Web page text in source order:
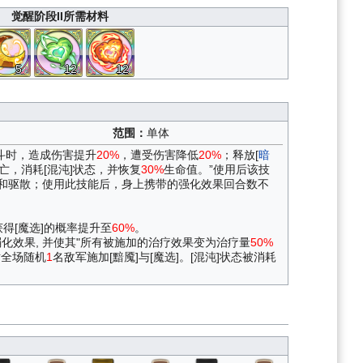
觉醒阶段II所需材料
5 12 12
范围： 单体
时，造成伤害提升20%，遭受伤害降低20%；释放[暗
，消耗[混沌]状态，并恢复30%生命值。”使用后该技
驱散；使用此技能后，身上携带的强化效果回合数不
[魔选]的概率提升至60%。
效果, 并使其"所有被施加的治疗效果变为治疗量50%
场随机1名敌军施加[黯魇]与[魔选]。[混沌]状态被消耗